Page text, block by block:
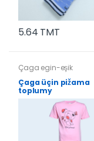
5.64 TMT
Çaga egin-eşik
Çaga üçin pižama
toplumy